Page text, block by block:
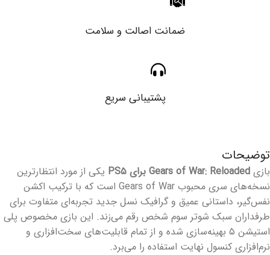
ضمانت اصالت و سلامت
پشتیبانی سریع
توضیحات
بازی Gears of War: Reloaded برای PS۵
یکی از مورد انتظارترین
نسخه‌های سری محبوب Gears of War است که با ترکیب اکشن
نفس‌گیر، داستانی عمیق و گرافیک نسل جدید تجربه‌ای متفاوت برای
طرفداران سبک شوتر سوم شخص رقم می‌زند. این بازی مخصوص پلی
استیشن ۵ بهینه‌سازی شده و از تمام قابلیت‌های سخت‌افزاری و
نرم‌افزاری کنسول نهایت استفاده را می‌برد.